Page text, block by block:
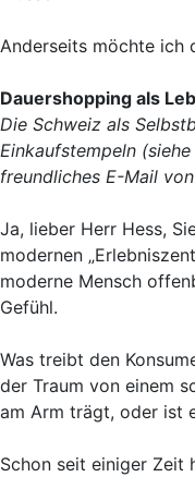
Anderseits möchte ich
Dauershopping als
Die Schweiz als
Einkaufstempeln
freundliches E-Mail
Ja, lieber Herr Hess,
modernen
moderne Mensch
Gefühl.
Was treibt den
der Traum von einem
am Arm trägt, oder ist
Schon seit einiger Zeit